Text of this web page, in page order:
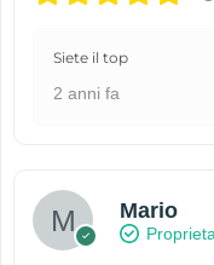
Siete il top
2 anni fa
Mario